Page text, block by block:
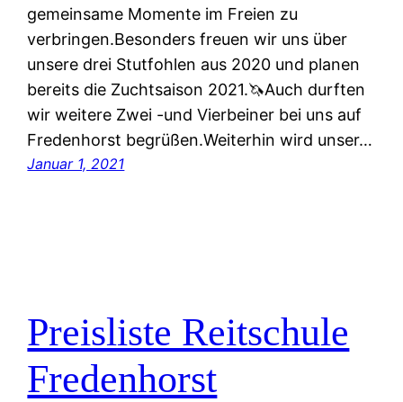
gemeinsame Momente im Freien zu
verbringen.Besonders freuen wir uns über
unsere drei Stutfohlen aus 2020 und planen
bereits die Zuchtsaison 2021.🦄Auch durften
wir weitere Zwei -und Vierbeiner bei uns auf
Fredenhorst begrüßen.Weiterhin wird unser…
Januar 1, 2021
Preisliste Reitschule
Fredenhorst